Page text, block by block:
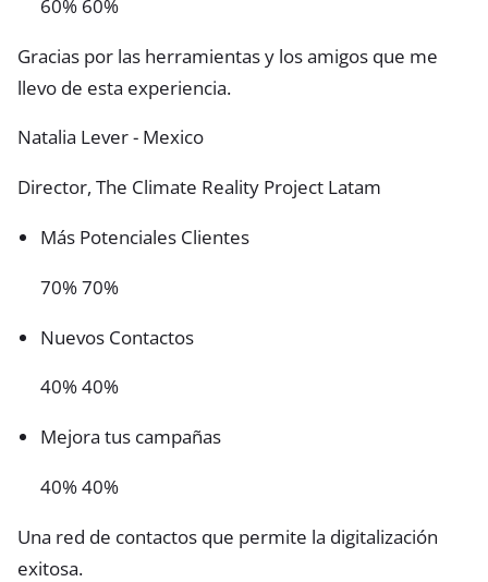
60% 60%
Gracias por las herramientas y los amigos que me
llevo de esta experiencia.
Natalia Lever - Mexico
Director, The Climate Reality Project Latam
Más Potenciales Clientes
70% 70%
Nuevos Contactos
40% 40%
Mejora tus campañas
40% 40%
Una red de contactos que permite la digitalización
exitosa.